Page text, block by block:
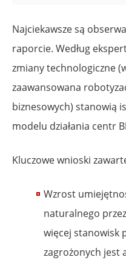
Najciekawsze są
raporcie. Według
zmiany technologiczne
zaawansowana
biznesowych) stanowią
modelu działania centr
Kluczowe wnioski
Wzrost
naturalnego
więcej stanowisk
zagrożonych jest